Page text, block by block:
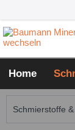
Home
Schmierstoffe